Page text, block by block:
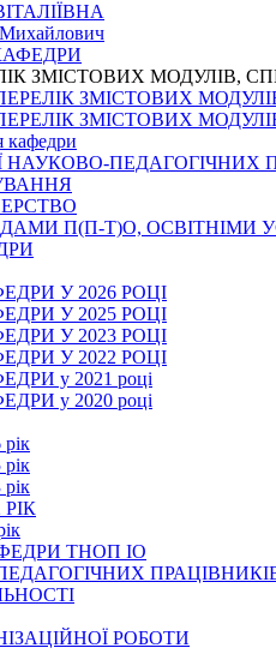
ЗМІСТОВИХ МОДУЛІВ,
ЗМІСТОВИХ
ЗМІСТОВИХ
кафедри
НАУКОВО-ПЕДАГОГІЧНИХ
П(П-Т)О,
У 2026 РОЦІ
У 2025 РОЦІ
У 2023 РОЦІ
У 2022 РОЦІ
у 2021 році
у 2020 році
ТНОП ІО
РОБОТИ